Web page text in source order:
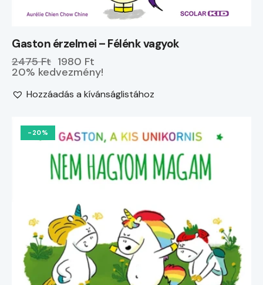
Gaston érzelmei – Félénk vagyok
2475 Ft 1980 Ft
20% kedvezmény!
Hozzáadás a kívánságlistához
-20%